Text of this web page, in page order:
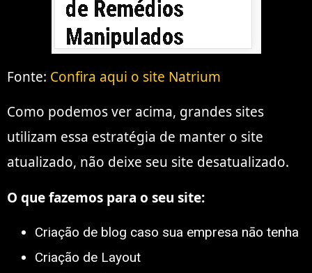
Fonte: Confira aqui o site Natrium
Como podemos ver acima, grandes sites
utilizam essa estratégia de manter o site
atualizado, não deixe seu site desatualizado.
O que fazemos para o seu site:
Criação de blog caso sua empresa nāo tenha
Criação de Layout